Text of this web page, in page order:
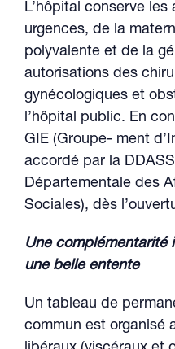
L’hôpital conserve
urgences, de la
polyvalente et de la
autorisations des
gynécologiques et
l’hôpital public. En
GIE (Groupe- ment
accordé par la
Départementale des
Sociales), dès
Une complémentarité
une belle entente
Un tableau de
commun est organisé